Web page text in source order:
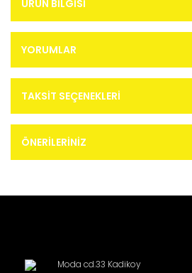
ÜRÜN BILGISI
YORUMLAR
TAKSIT SEÇENEKLERI
ÖNERILERINIZ
Moda cd.33 Kadikoy